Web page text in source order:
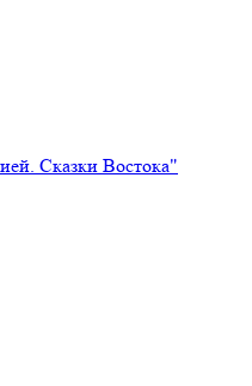
Сказки Востока"